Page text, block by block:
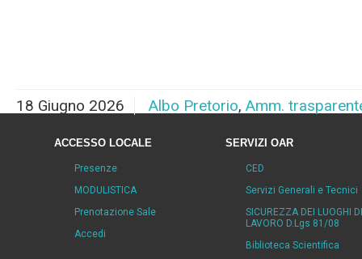
18 Giugno 2026 Albo Pretorio, Amm.
ACCESSO LOCALE
Presenze
MODULISTICA
Prenotazione Sale
Accedi
SERVIZI OAR
CED
Servizi Generali e Tecnici
SICUREZZA DEI LUOGHI DI
LAVORO D.Lgs 81/08
Biblioteca Scientifica